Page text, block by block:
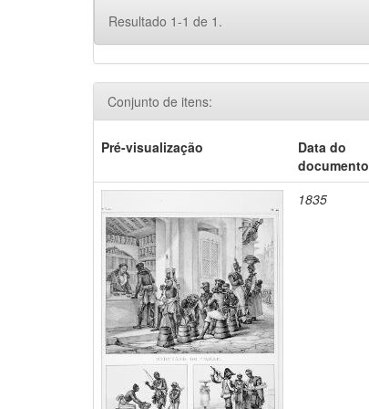
Resultado 1-1 de 1.
Conjunto de itens:
Pré-visualização
Data do
documento
1835